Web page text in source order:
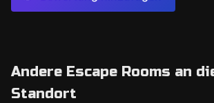
Andere Escape Rooms an
Standort